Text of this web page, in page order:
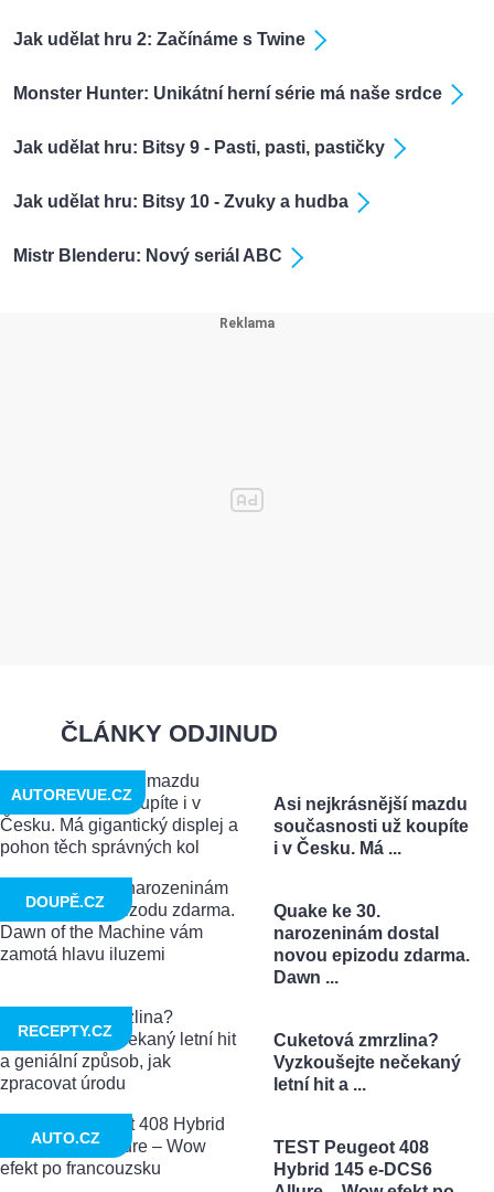
Jak udělat hru 2: Začínáme s Twine
Monster Hunter: Unikátní herní série má naše srdce
Jak udělat hru: Bitsy 9 - Pasti, pasti, pastičky
Jak udělat hru: Bitsy 10 - Zvuky a hudba
Mistr Blenderu: Nový seriál ABC
ČLÁNKY ODJINUD
Asi nejkrásnější mazdu
současnosti už koupíte
i v Česku. Má ...
AUTOREVUE.CZ
Quake ke 30.
narozeninám dostal
novou epizodu zdarma.
Dawn ...
DOUPĚ.CZ
Cuketová zmrzlina?
Vyzkoušejte nečekaný
letní hit a ...
RECEPTY.CZ
TEST Peugeot 408
Hybrid 145 e-DCS6
AUTO.CZ